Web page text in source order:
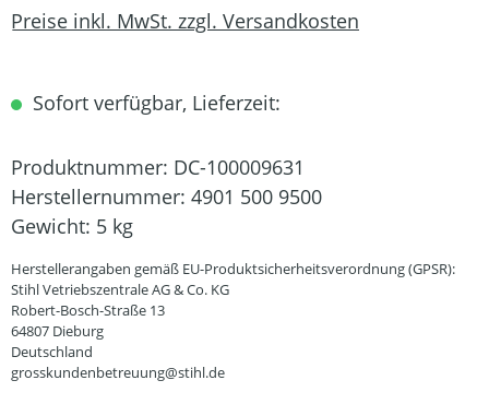
Preise inkl. MwSt. zzgl. Versandkosten
Sofort verfügbar, Lieferzeit:
Produktnummer: DC-100009631
Herstellernummer: 4901 500 9500
Gewicht: 5 kg
Herstellerangaben gemäß EU-Produktsicherheitsverordnung (GPSR):
Stihl Vetriebszentrale AG & Co. KG
Robert-Bosch-Straße 13
64807 Dieburg
Deutschland
grosskundenbetreuung@stihl.de